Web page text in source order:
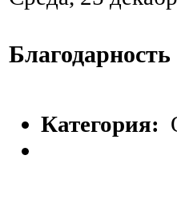
Категория: